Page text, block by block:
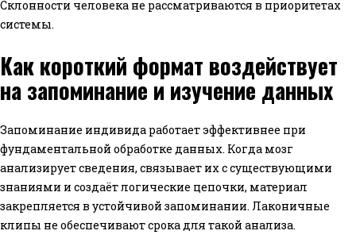
Склонности человека не рассматриваются в приоритетах
системы.
Как короткий формат воздействует
на запоминание и изучение данных
Запоминание индивида работает эффективнее при
фундаментальной обработке данных. Когда мозг
анализирует сведения, связывает их с существующими
знаниями и создаёт логические цепочки, материал
закрепляется в устойчивой запоминании. Лаконичные
клипы не обеспечивают срока для такой анализа.